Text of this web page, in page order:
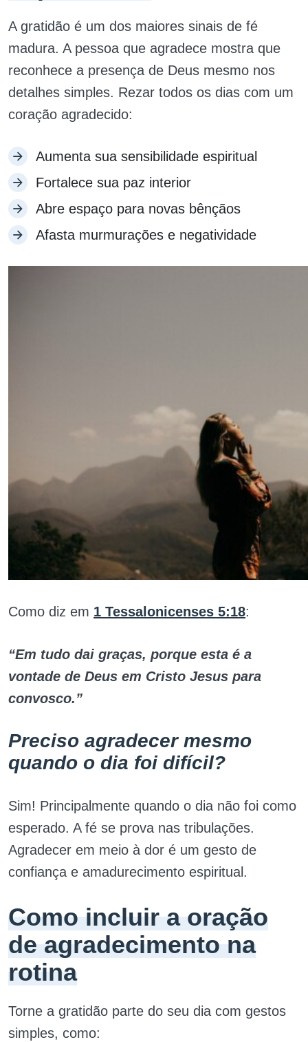
A gratidão é um dos maiores sinais de fé
madura. A pessoa que agradece mostra que
reconhece a presença de Deus mesmo nos
detalhes simples. Rezar todos os dias com um
coração agradecido:
Aumenta sua sensibilidade espiritual
Fortalece sua paz interior
Abre espaço para novas bênçãos
Afasta murmurações e negatividade
Como diz em 1 Tessalonicenses 5:18:
“Em tudo dai graças, porque esta é a
vontade de Deus em Cristo Jesus para
convosco.”
Preciso agradecer mesmo
quando o dia foi difícil?
Sim! Principalmente quando o dia não foi como
esperado. A fé se prova nas tribulações.
Agradecer em meio à dor é um gesto de
confiança e amadurecimento espiritual.
Como incluir a oração
de agradecimento na
rotina
Torne a gratidão parte do seu dia com gestos
simples, como: